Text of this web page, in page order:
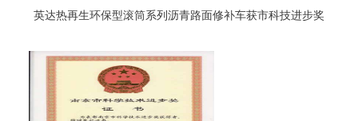
英达热再生环保型滚筒系列沥青路面修补车获市科技进步奖